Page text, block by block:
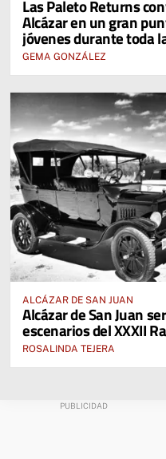
Las Paleto Returns
Alcázar en un gran
jóvenes durante toda
GEMA GONZÁLEZ
ALCÁZAR DE SAN JUAN
Alcázar de San Juan
escenarios del XXXII
ROSALINDA TEJERA